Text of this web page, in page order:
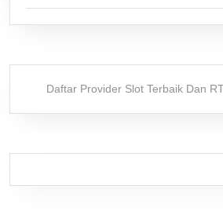
Daftar Provider Slot Terbaik Dan